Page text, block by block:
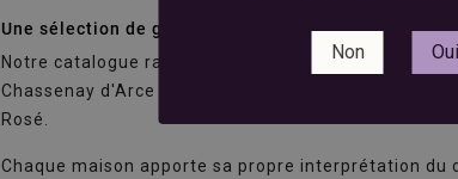
Non Oui
Une sélection de grandes maisons de Champagne
Notre catalogue rassemble des cuvées de
Chassenay d'Arce Rosé, Gosset Grand Rosé,
Rosé.
Chaque maison apporte sa propre interprétation